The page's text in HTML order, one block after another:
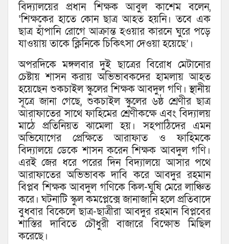
বিদ্যালয়ের প্রধান শিক্ষক আবুল কাশেম বলেন,
‘শিক্ষকের হাতে কোন ছাত্র আহত হয়নি। তবে এক
ছাত্র হাঁপানি রোগে আক্রান্ত হওয়ার কারনে ঘুরে পড়ে
যাওয়ায় তাকে ক্লিনিকে চিকিৎসা দেওয়া হয়েছে’।
অপরদিকে মঙ্গলবার দুই ছাত্রের বিরোধ মেটানোর
চেষ্টায় শাসন করায় অভিভাবকদের হামলায় আহত
হয়েছেন শুকচাইল স্কুলের শিক্ষক আবদুল গণি। স্থানীয়
সূত্রে জানা গেছে, শুকচাইল স্কুলের ৬ষ্ঠ শ্রেণীর ছাত্র
আরাফাতের সাথে ফাহিমের শ্রেণীকক্ষে এবং বিদ্যালয়
মাঠে প্রতিনিয়ত ঝামেলা হয়। সহপাঠিদের এমন
অভিযোগের প্রেক্ষিতে আরাফাত ও ফাহিমকে
বিদ্যালয়ে ডেকে শাসন করেন শিক্ষক আবদুল গণি।
এরই জের ধরে পরের দিন বিদ্যালয়ে আসার পথে
আরাফাতের অভিভাবক দাবি করে আবদুর রহমান
বিপ্লব শিক্ষক আবদুল গণিকে কিল-ঘুষি মেরে লাঞ্চিত
করে। ঘটনাটি স্কুল কমপ্লেক্সে জানাজানি হলে প্রতিবাদে
বুধবার বিকেলে ছাত্র-ছাত্রীরা আবদুর রহমান বিপ্লবের
শাস্তির দাবিতে চৌধুরী বাজারে বিক্ষোভ মিছিল
করেছে।